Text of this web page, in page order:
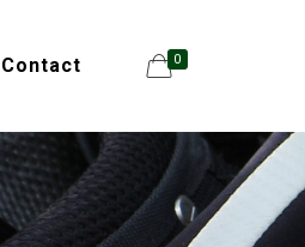
Contact 0